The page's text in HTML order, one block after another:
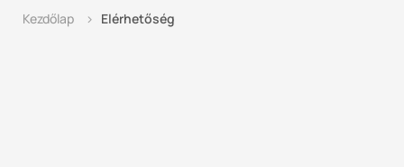
Kezdőlap Elérhetőség